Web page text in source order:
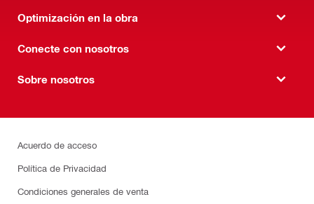
Optimización en la obra
Conecte con nosotros
Sobre nosotros
Acuerdo de acceso
Política de Privacidad
Condiciones generales de venta